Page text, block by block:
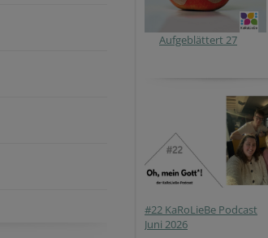
Aufgeblättert 27
#22 KaRoLieBe Podcast
Juni 2026